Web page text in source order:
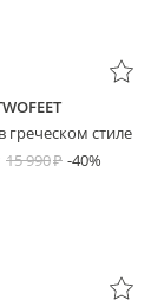
греческом стиле
15 990 -40%